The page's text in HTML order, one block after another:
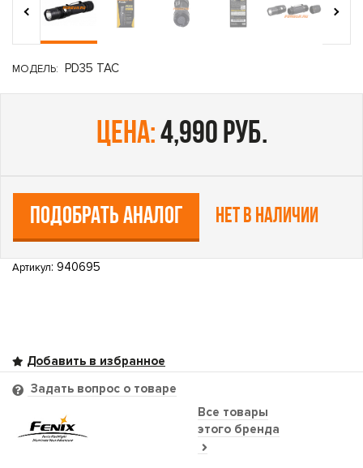
‹
›
МОДЕЛЬ: PD35 TAC
цена:4,990 руб.
ПОДОБРАТЬ АНАЛОГ Нет в наличии
Артикул: 940695
Все товары
этого бренда
Задать вопрос о товаре